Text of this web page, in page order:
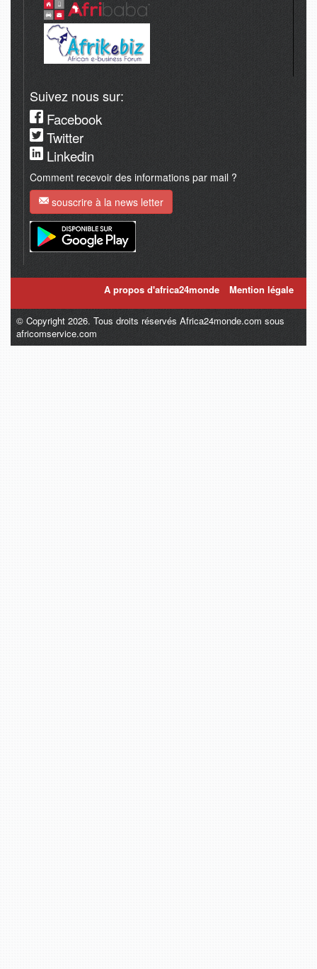
Suivez nous sur:
Facebook
Twitter
Linkedin
Comment recevoir des informations par mail ?
souscrire à la news letter
A propos d'africa24monde Mention légale
© Copyright 2026. Tous droits réservés Africa24monde.com sous
africomservice.com